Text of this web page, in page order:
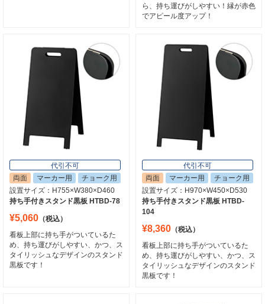
ブラックボード
マーカー用
スタンド黒板 YKBD103-1
¥13,310
デザイン性のある木枠がオシャレなマ
ーカー用A型サインです。
代引不可
ブラックボード
チョーク用
W530×H730×D380
スタンドプレート（チョーク用） SP-
711 イエロー
¥14,850
気軽に使える黒板Aサイン。
代引不可
ら、持ち運びがしやすい！縁が赤色
でアピール度アップ！
代引不可
両面
マーカー用
チョーク用
設置サイズ：H755×W380×D460
持ち手付きスタンド黒板 HTBD-78
¥5,060 （税込）
看板上部に持ち手がついているた
め、持ち運びがしやすい、かつ、ス
タイリッシュなデザインのスタンド
黒板です！
代引不可
両面
マーカー用
チョーク用
設置サイズ：H970×W450×D530
持ち手付きスタンド黒板 HTBD-
104
¥8,360 （税込）
看板上部に持ち手がついているた
め、持ち運びがしやすい、かつ、ス
タイリッシュなデザインのスタンド
黒板です！